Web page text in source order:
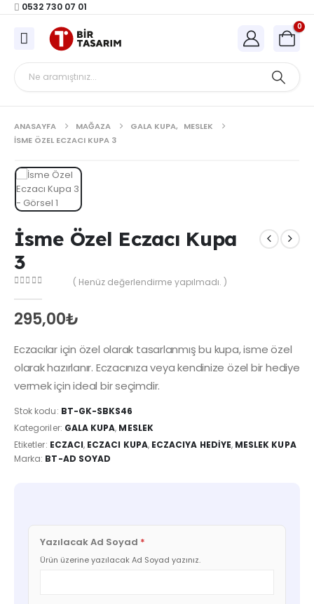
0532 730 07 01
0
ANASAYFA MAĞAZA GALA KUPA, MESLEK
İSME ÖZEL ECZACI KUPA 3
İsme Özel Eczacı Kupa
3
( Henüz değerlendirme yapılmadı. )
295,00₺
Eczacılar için özel olarak tasarlanmış bu kupa, isme özel
olarak hazırlanır. Eczacınıza veya kendinize özel bir hediye
vermek için ideal bir seçimdir.
Stok kodu: BT-GK-SBKS46
Kategoriler: GALA KUPA, MESLEK
Etiketler: ECZACI, ECZACI KUPA, ECZACIYA HEDIYE, MESLEK KUPA
Marka: BT-AD SOYAD
Yazılacak Ad Soyad *
Ürün üzerine yazılacak Ad Soyad yazınız.